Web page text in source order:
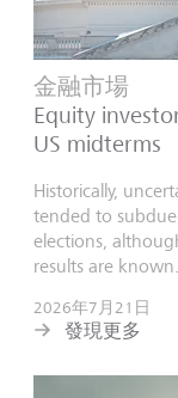
金融市場
Equity
US midterms
Historically,
tended to
elections,
results are known.
2026年7月21日
發現更多